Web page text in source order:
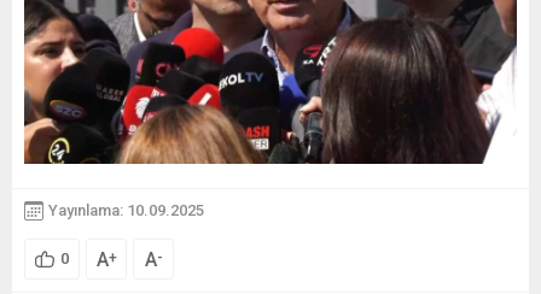
Yayınlama: 10.09.2025
0 A+ A-